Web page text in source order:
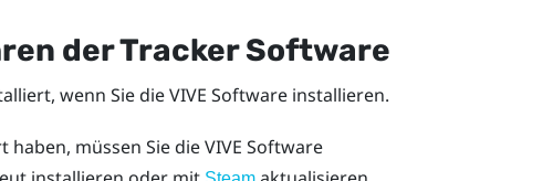
der Tracker Software
wenn Sie dieVIVE Software installieren.
müssen Sie die VIVE Software